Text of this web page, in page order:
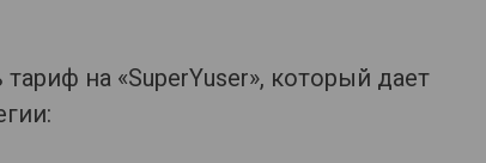
на «SuperYuser», который дает